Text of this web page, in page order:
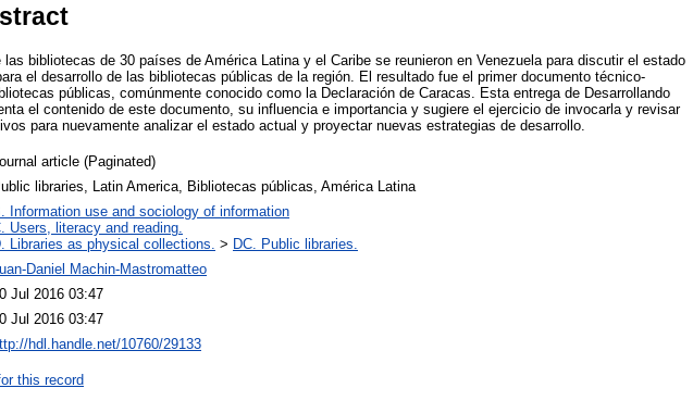
las bibliotecas de 30 países de América Latina y el Caribe se reunieron en Venezuela para discutir el estado
el desarrollo de las bibliotecas públicas de la región. El resultado fue el primer documento técnico-
públicas, comúnmente conocido como la Declaración de Caracas. Esta entrega de Desarrollando
el contenido de este documento, su influencia e importancia y sugiere el ejercicio de invocarla y revisar
para nuevamente analizar el estado actual y proyectar nuevas estrategias de desarrollo.
article (Paginated)
libraries, Latin America, Bibliotecas públicas, América Latina
Information use and sociology of information
Users, literacy and reading.
Libraries as physical collections. > DC. Public libraries.
Daniel Machin-Mastromatteo
Jul 2016 03:47
Jul 2016 03:47
hdl.handle.net/10760/29133
this record